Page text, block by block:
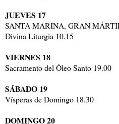
JUEVES 17
SANTA MARINA, GRAN
Divina Liturgia 10.15
VIERNES 18
Sacramento del Óleo Santo 19.00
SÁBADO 19
Vísperas de Domingo 18.30
DOMINGO 20